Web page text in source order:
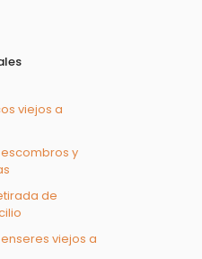
viejos a
y
de
viejos a